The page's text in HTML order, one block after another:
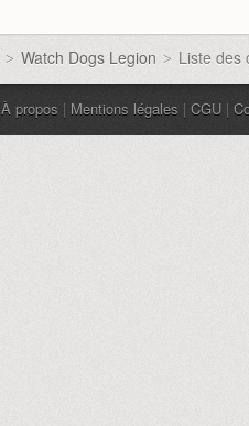
> Watch Dogs Legion > Liste des
À propos | Mentions légales | CGU |